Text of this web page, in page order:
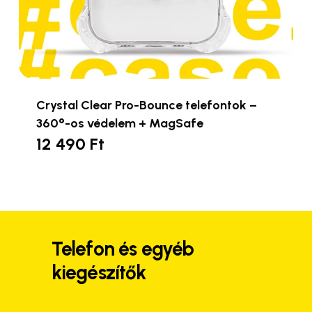
Pro-Bounce telefontok – 360°-os
védelem + MagSafe
12 490
variációja
A
változatok
Telefon és egyéb
kiegészítők